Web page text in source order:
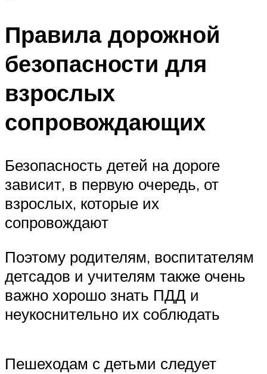
Правила дорожной
безопасности для
взрослых
сопровождающих
Безопасность детей на дороге
зависит, в первую очередь, от
взрослых, которые их
сопровождают
Поэтому родителям, воспитателям
детсадов и учителям также очень
важно хорошо знать ПДД и
неукоснительно их соблюдать
Пешеходам с детьми следует